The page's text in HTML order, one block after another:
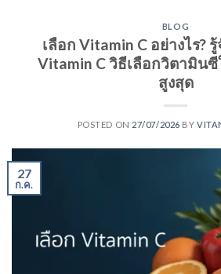
BLOG
เลือก Vitamin C อย่างไร?
Vitamin C วิธีเลือกวิตามิน
สูงสุด
POSTED ON 27/07/2026 BY
27
ก.ค.